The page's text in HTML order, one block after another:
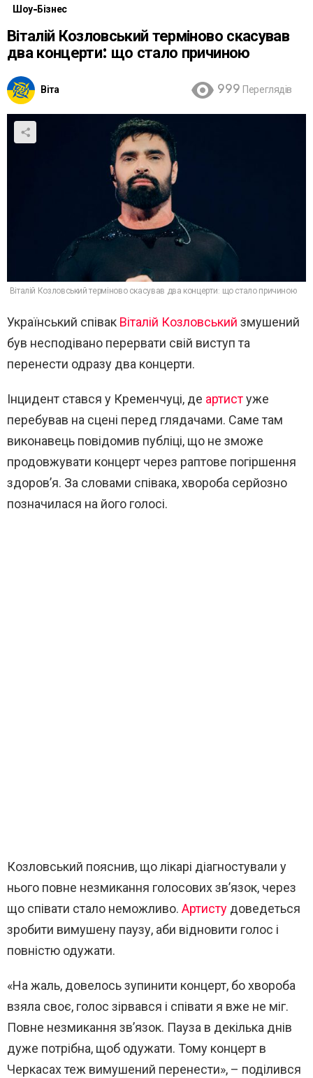
Шоу-Бізнес
Віталій Козловський терміново скасував
два концерти: що стало причиною
Віта 999 Переглядів
Віталій Козловський терміново скасував два концерти: що стало причиною
Український співак Віталій Козловський змушений
був несподівано перервати свій виступ та
перенести одразу два концерти.
Інцидент стався у Кременчуці, де артистуже
перебував на сцені перед глядачами. Саме там
виконавець повідомив публіці, що не зможе
продовжувати концерт через раптове погіршення
здоров’я. За словами співака, хвороба серйозно
позначилася на його голосі.
Козловський пояснив, що лікарі діагностували у
нього повне незмикання голосових зв’язок, через
що співати стало неможливо. Артисту доведеться
зробити вимушену паузу, аби відновити голос і
повністю одужати.
«На жаль, довелось зупинити концерт, бо хвороба
взяла своє, голос зірвався і співати я вже не міг.
Повне незмикання зв’язок. Пауза в декілька днів
дуже потрібна, щоб одужати. Тому концерт в
Черкасах теж вимушений перенести», – поділився